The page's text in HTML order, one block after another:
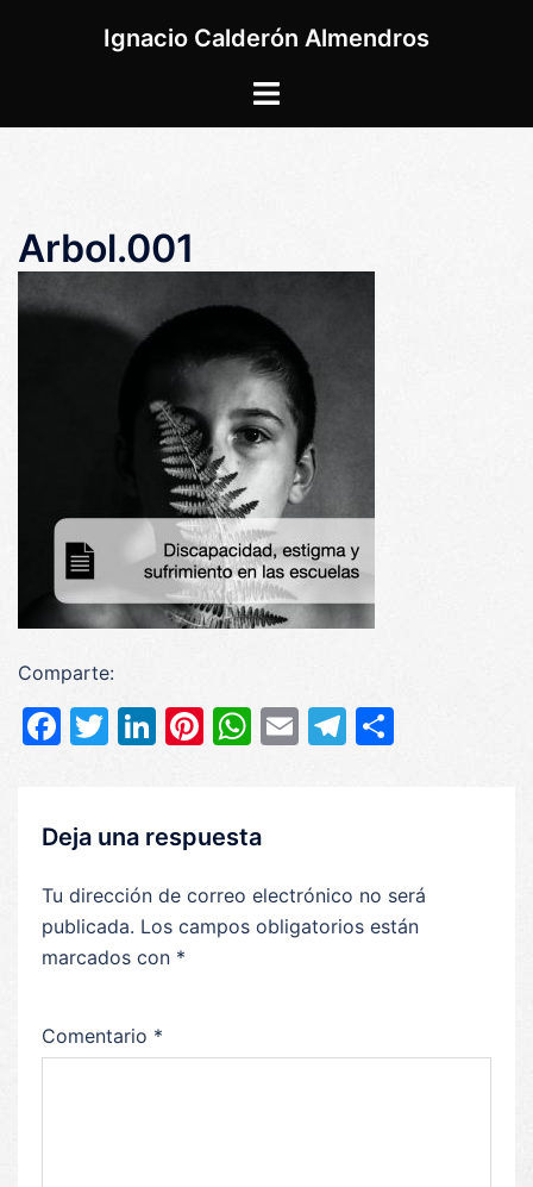
Ignacio Calderón Almendros
Alternar
Arbol.001
Comparte:
Facebook
Twitter
LinkedIn
Pinterest
WhatsApp
EmailTelegram
Deja una respuesta
Tu dirección de correo electrónico no será
publicada. Los campos obligatorios están
marcados con *
Comentario *